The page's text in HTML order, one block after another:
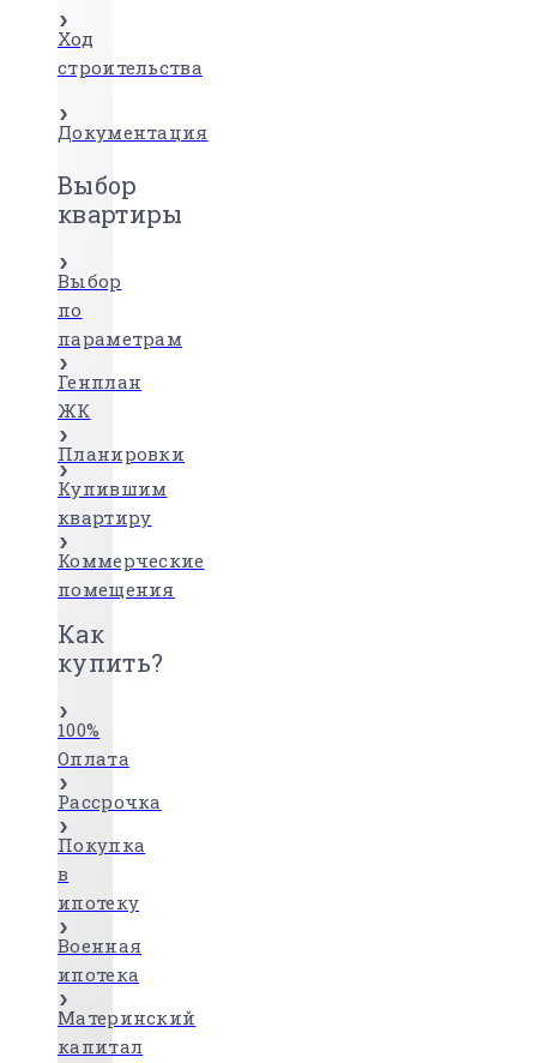
Ход
строительства
Документация
Выбор
квартиры
Выбор
по
параметрам
Генплан
ЖК
Планировки
Купившим
квартиру
Коммерческие
помещения
Как
купить?
100%
Оплата
Рассрочка
Покупка
в
ипотеку
Военная
ипотека
Материнский
капитал